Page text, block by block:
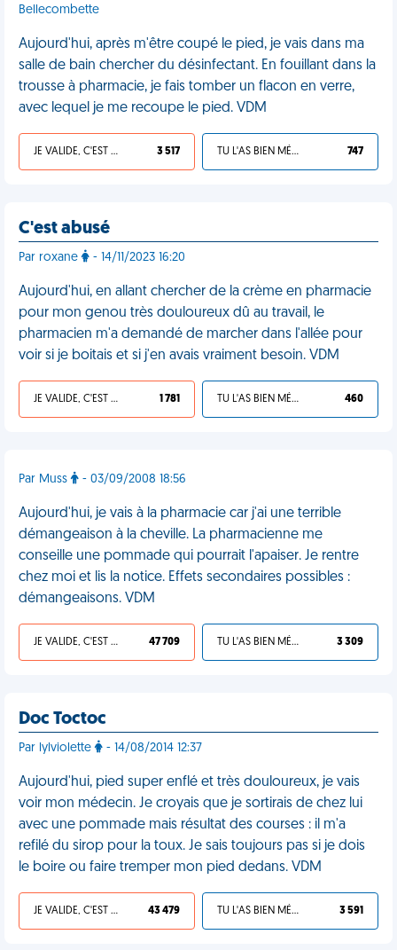
Bellecombette
Aujourd'hui, après m'être coupé le pied, je vais dans ma
salle de bain chercher du désinfectant. En fouillant dans la
trousse à pharmacie, je fais tomber un flacon en verre,
avec lequel je me recoupe le pied. VDM
JE VALIDE, C'EST UNE VDM 3 517 TU L'AS BIEN MÉRITÉ 747
C'est abusé
Par roxane - 14/11/2023 16:20
Aujourd'hui, en allant chercher de la crème en pharmacie
pour mon genou très douloureux dû au travail, le
pharmacien m'a demandé de marcher dans l'allée pour
voir si je boitais et si j'en avais vraiment besoin. VDM
JE VALIDE, C'EST UNE VDM 1 781 TU L'AS BIEN MÉRITÉ 460
Par Muss - 03/09/2008 18:56
Aujourd'hui, je vais à la pharmacie car j'ai une terrible
démangeaison à la cheville. La pharmacienne me
conseille une pommade qui pourrait l'apaiser. Je rentre
chez moi et lis la notice. Effets secondaires possibles :
démangeaisons. VDM
JE VALIDE, C'EST UNE VDM 47 709 TU L'AS BIEN MÉRITÉ 3 309
Doc Toctoc
Par lylviolette - 14/08/2014 12:37
Aujourd'hui, pied super enflé et très douloureux, je vais
voir mon médecin. Je croyais que je sortirais de chez lui
avec une pommade mais résultat des courses : il m'a
refilé du sirop pour la toux. Je sais toujours pas si je dois
le boire ou faire tremper mon pied dedans. VDM
JE VALIDE, C'EST UNE VDM 43 479 TU L'AS BIEN MÉRITÉ 3 591